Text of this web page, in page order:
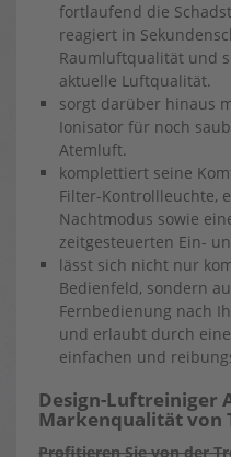
fortlaufend die
reagiert in
Raumluftqualität und
aktuelle Luftqualität.
sorgt darüber hinaus
Ionisator für noch
Atemluft.
komplettiert seine
Filter-Kontrollleuchte,
Nachtmodus sowie
zeitgesteuerten Ein-
lässt sich nicht nur
Bedienfeld, sondern
Fernbedienung nach
und erlaubt durch
einfachen und
Design-Luftreiniger
Markenqualität von
Profitieren Sie von der